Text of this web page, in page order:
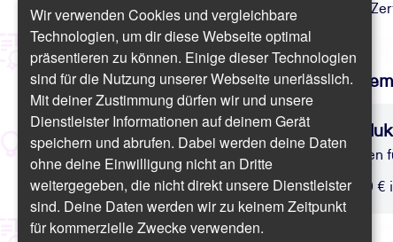
Ihr Weg:
Der dreitägige Teil 1 des
Finden Sie freie Termine für das
Seminar: QMB für
Ausbildung zum Qualitätsbeauftragten
Präsenz/Online | 3 Tage | ab 1.844,50 €
Wir verwenden Cookies und vergleichbare
Technologien, um dir diese Webseite optimal
präsentieren zu können. Einige dieser Technologien
sind für die Nutzung unserer Webseite unerlässlich.
Mit deiner Zustimmung dürfen wir und unsere
Dienstleister Informationen auf deinem Gerät
speichern und abrufen. Dabei werden deine Daten
ohne deine Einwilligung nicht an Dritte
weitergegeben, die nicht direkt unsere Dienstleister
sind. Deine Daten werden wir zu keinem Zeitpunkt
für kommerzielle Zwecke verwenden.